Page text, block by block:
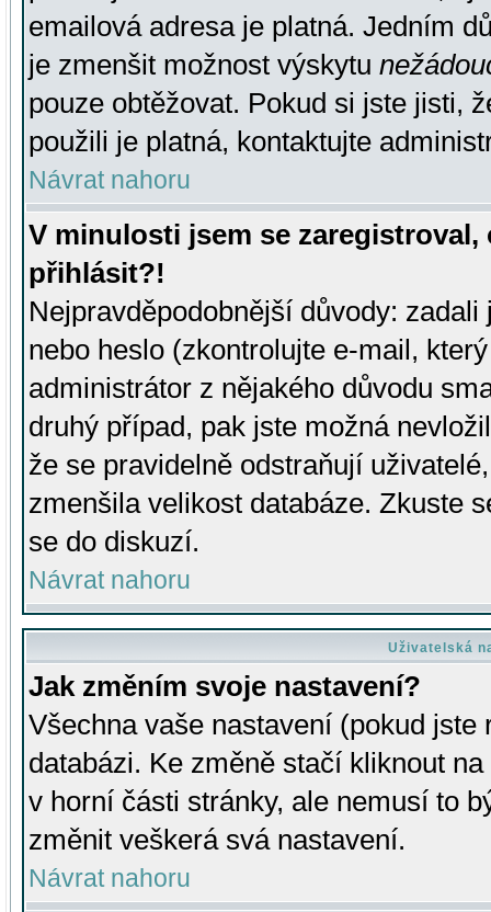
emailová adresa je platná. Jedním
je zmenšit možnost výskytu
pouze obtěžovat. Pokud si jste jisti,
použili je platná, kontaktujte
Návrat nahoru
V minulosti jsem se
přihlásit?!
Nejpravděpodobnější důvody:
nebo heslo (zkontrolujte e-mail,
administrátor z nějakého důvodu
druhý případ, pak jste možná
že se pravidelně odstraňují
zmenšila velikost databáze. Zkuste
se do diskuzí.
Návrat nahoru
Uživatelská
Jak změním svoje nastavení?
Všechna vaše nastavení (pokud
databázi. Ke změně stačí kliknout
v horní části stránky, ale nemusí to
změnit veškerá svá nastavení.
Návrat nahoru